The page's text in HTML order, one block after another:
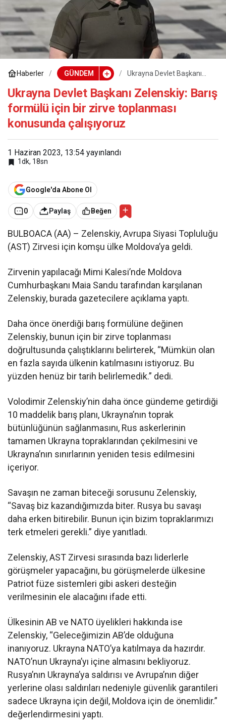
Haberler GÜNDEM
Ukrayna Devlet Başkanı
için bir zirve toplanması
konusunda çalışıyoruz
Ukrayna Devlet Başkanı Zelenskiy: Barış
formülü için bir zirve toplanması
konusunda çalışıyoruz
1 Haziran 2023, 13:54 yayınlandı
1dk, 18sn
Google'da Abone Ol
0 Paylaş Beğen
BULBOACA (AA) – Zelenskiy, Avrupa Siyasi Topluluğu
(AST) Zirvesi için komşu ülke Moldova’ya geldi.
Zirvenin yapılacağı Mimi Kalesi’nde Moldova
Cumhurbaşkanı Maia Sandu tarafından karşılanan
Zelenskiy, burada gazetecilere açıklama yaptı.
Daha önce önerdiği barış formülüne değinen
Zelenskiy, bunun için bir zirve toplanması
doğrultusunda çalıştıklarını belirterek, “Mümkün olan
en fazla sayıda ülkenin katılmasını istiyoruz. Bu
yüzden henüz bir tarih belirlemedik.” dedi.
Volodimir Zelenskiy’nin daha önce gündeme getirdiği
10 maddelik barış planı, Ukrayna’nın toprak
bütünlüğünün sağlanmasını, Rus askerlerinin
tamamen Ukrayna topraklarından çekilmesini ve
Ukrayna’nın sınırlarının yeniden tesis edilmesini
içeriyor.
Savaşın ne zaman biteceği sorusunu Zelenskiy,
“Savaş biz kazandığımızda biter. Rusya bu savaşı
daha erken bitirebilir. Bunun için bizim topraklarımızı
terk etmeleri gerekli.” diye yanıtladı.
Zelenskiy, AST Zirvesi sırasında bazı liderlerle
görüşmeler yapacağını, bu görüşmelerde ülkesine
Patriot füze sistemleri gibi askeri desteğin
verilmesinin ele alacağını ifade etti.
Ülkesinin AB ve NATO üyelikleri hakkında ise
Zelenskiy, “Geleceğimizin AB’de olduğuna
inanıyoruz. Ukrayna NATO’ya katılmaya da hazırdır.
NATO’nun Ukrayna’yı içine almasını bekliyoruz.
Rusya’nın Ukrayna’ya saldırısı ve Avrupa’nın diğer
yerlerine olası saldırıları nedeniyle güvenlik garantileri
sadece Ukrayna için değil, Moldova için de önemlidir.”
değerlendirmesini yaptı.